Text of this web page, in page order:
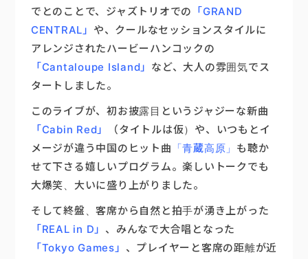
でとのことで、ジャズトリオでの 「GRAND
CENTRAL」 や、クールなセッションスタイルに
アレンジされたハービーハンコックの
「Cantaloupe Island」 など、大人の雰囲気でス
タートしました。
このライブが、初お披露目というジャジーな新曲
「Cabin Red」
（タイトルは仮）や、いつもとイ
メージが違う中国のヒット曲 「青蔵高原」 も聴か
せて下さる嬉しいプログラム。楽しいトークでも
大爆笑、大いに盛り上がりました。
そして終盤、客席から自然と拍手が湧き上がった
「REAL in D」 、みんなで大合唱となった
「Tokyo Games」 、プレイヤーと客席の距離が近